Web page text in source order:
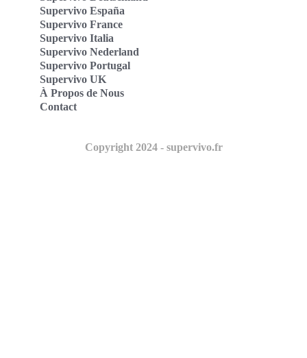
Supervivo España
Supervivo France
Supervivo Italia
Supervivo Nederland
Supervivo Portugal
Supervivo UK
À Propos de Nous
Contact
Copyright 2024 - supervivo.fr